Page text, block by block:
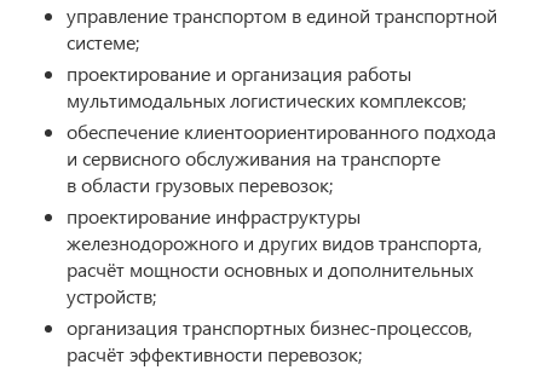
управление транспортом в единой транспортной
системе;
проектирование и организация работы
мультимодальных логистических комплексов;
обеспечение клиентоориентированного подхода
и сервисного обслуживания на транспорте
в области грузовых перевозок;
проектирование инфраструктуры
железнодорожного и других видов транспорта,
расчёт мощности основных и дополнительных
устройств;
организация транспортных бизнес-процессов,
расчёт эффективности перевозок;